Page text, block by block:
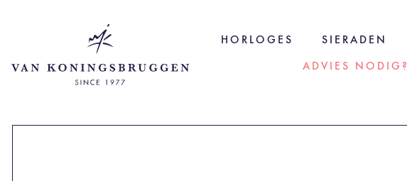
HORLOGES SIERADEN
ADVIES NODIG?